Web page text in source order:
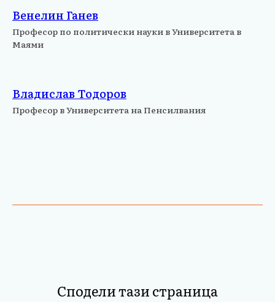
Венелин Ганев
Професор по политически науки в Университета в
Маями
Владислав Тодоров
Професор в Университета на Пенсилвания
Сподели тази страница